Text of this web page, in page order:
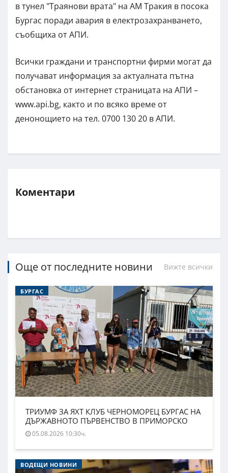
в тунел "Траянови врата" на АМ Тракия в посока
Бургас поради авария в електрозахранването,
съобщиха от АПИ.
Всички граждани и транспортни фирми могат да
получават информация за актуалната пътна
обстановка от интернет страницата на АПИ –
www.api.bg, както и по всяко време от
денонощието на тел. 0700 130 20 в АПИ.
Коментари
Още от последните новини Вижте всички
БУРГАС
ТРИУМФ ЗА ЯХТ КЛУБ ЧЕРНОМОРЕЦ БУРГАС НА
ДЪРЖАВНОТО ПЪРВЕНСТВО В ПРИМОРСКО
05.08.2026 10:30ч.
ВОДЕЩИ НОВИНИ